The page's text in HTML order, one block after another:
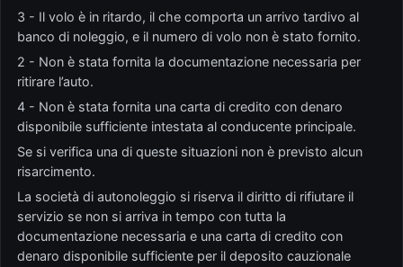
3 - Il volo è in ritardo, il che comporta un arrivo tardivo al
banco di noleggio, e il numero di volo non è stato fornito.
2 - Non è stata fornita la documentazione necessaria per
ritirare l’auto.
4 - Non è stata fornita una carta di credito con denaro
disponibile sufficiente intestata al conducente principale.
Se si verifica una di queste situazioni non è previsto alcun
risarcimento.
La società di autonoleggio si riserva il diritto di rifiutare il
servizio se non si arriva in tempo con tutta la
documentazione necessaria e una carta di credito con
denaro disponibile sufficiente per il deposito cauzionale